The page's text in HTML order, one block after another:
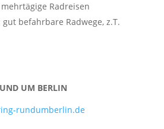
Radreisen
befahrbare Radwege, z.T.
UM BERLIN
rundumberlin.de